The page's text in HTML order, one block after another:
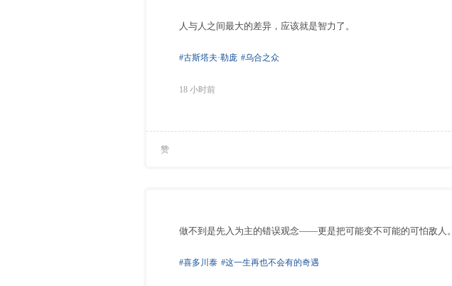
人与人之间最大的差异，应该就是智力了。
#古斯塔夫·勒庞 #乌合之众
18 小时前
赞
做不到是先入为主的错误观念——更是把可能变不可能的可怕敌人。
#喜多川泰 #这一生再也不会有的奇遇